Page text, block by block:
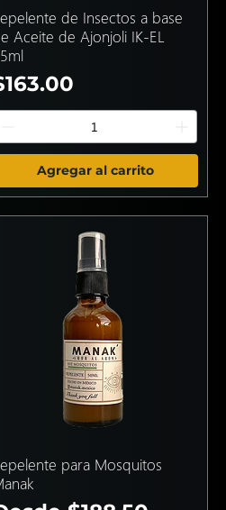
de Insectos a base
Aceite de Ajonjoli IK-EL
Agregar al carrito
para Mosquitos